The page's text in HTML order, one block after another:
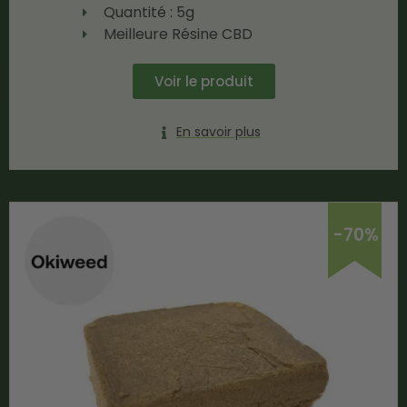
Quantité : 5g
Meilleure Résine CBD
Voir le produit
En savoir plus
-70%